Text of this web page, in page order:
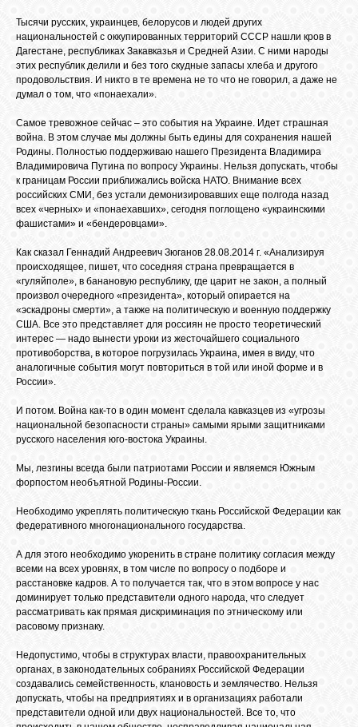
TWITTER
Тысячи русских, украинцев, белорусов и людей других
национальностей с оккупированных территорий СССР нашли кров в
Дагестане, республиках За​кавказья и Средней Азии. С ними народы
этих республик делили и без того скудные запасы хлеба и другого
продовольствия. И никто в те времена не то что не говорил, а даже не
думал о том, что «понаехали».
Самое тревожное сейчас – это события на Украине. Идет страшная
война. В этом случае мы должны быть едины для сохранения нашей
Родины. Полностью поддерживаю нашего Президента Владимира
Владимировича Путина по вопросу Украины. Нельзя допускать, чтобы
к границам России приближались войска НАТО. Внимание всех
российских СМИ, без устали демонизировавших еще полгода назад
всех «черных» и «понаехавших», сегодня поглощено «украинскими
фашистами» и «бендеровцами».
Как сказал Геннадий Андреевич Зюганов 28.08.2014 г. «Анализируя
происходящее, пишет, что соседняя страна превращается в
«гуляйполе», в банановую республику, где царит не закон, а полный
произвол очередного «президента», который опирается на
«эскадроны смерти», а также на политическую и военную поддержку
США. Все это представляет для россиян не просто теоретический
интерес — надо вынести уроки из жесточайшего социального
противоборства, в которое погрузилась Украина, имея в виду, что
аналогичные события могут повториться в той или иной форме и в
России».
И потом. Война как-то в один момент сделала кавказцев из «угрозы
национальной безопасности страны» самыми ярыми защитниками
русского населения юго-востока Украины.
Мы, лезгины всегда были патриотами России и являемся Южным
форпостом необъятной Родины-России.
Необходимо укреплять политическую ткань Российской Федерации как
федеративного многонационального государства.
А для этого необходимо укоренить в стране политику согласия между
всеми на всех уровнях, в том числе по вопросу о подборе и
расстановке кадров. А то получается так, что в этом вопросе у нас
доминирует только представители одного народа, что следует
рассматривать как прямая дискриминация по этническому или
расовому признаку.
Недопустимо, чтобы в структурах власти, правоохранительных
органах, в законодательных собраниях Российской Федерации
создавались семейственность, клановость и землячество. Нельзя
допускать, чтобы на предприятиях и в организациях работали
представители одной или двух национальностей. Все то, что